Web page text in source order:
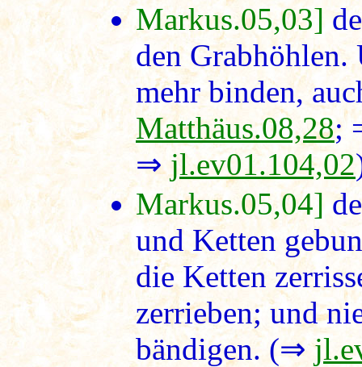
Markus.05,03]
den
mehr binden,
Matthäus.08,28;
⇒jl.ev01.104,02
Markus.05,04]
und Ketten
die Ketten
zerrieben; und
bändigen. (⇒